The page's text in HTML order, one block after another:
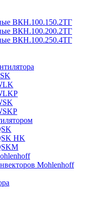
ВКН.100.150.2ТГ
ВКН.100.200.2ТГ
ВКН.100.250.4ТГ
HK
Mohlenhoff